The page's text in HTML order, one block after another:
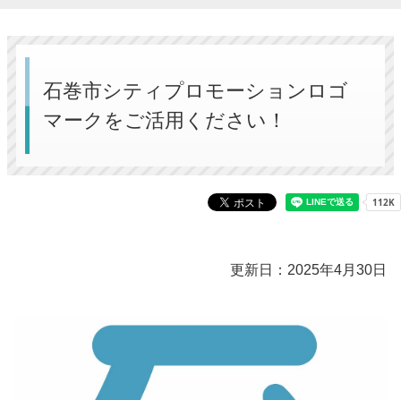
石巻市シティプロモーションロゴ
マークをご活用ください！
更新日：2025年4月30日